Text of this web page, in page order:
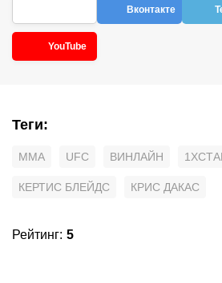
Вконтакте
YouTube
Теги:
MMA UFC ВИНЛАЙН
КЕРТИС БЛЕЙДС КРИС ДАКАС
Рейтинг: 5